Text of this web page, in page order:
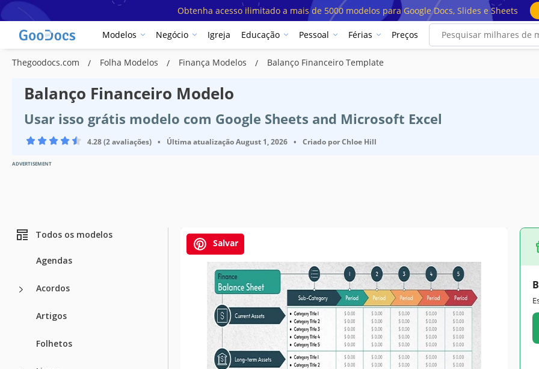
Obtenha acesso ilimitado a mais de 5000 modelos para Google Docs, Slides e Sheets
Modelos Negócio Igreja Educação Pessoal Férias Preços
Thegoodocs.com Folha Modelos Finança Modelos Balanço Financeiro Template
Balanço Financeiro Modelo
Usar isso grátis modelo com Google Sheets and Microsoft Excel
4.28 (2 avaliações) • Última atualizaçãoAugust 1, 2026 • Criado porChloe Hill
ADVERTISEMENT
Todos os modelos
Agendas
Acordos
Artigos
Folhetos
Salvar